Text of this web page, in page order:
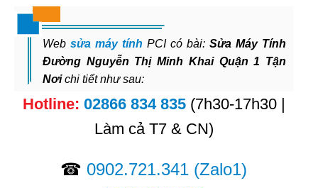
Web sửa máy tính PCI có bài: Sửa Máy Tính
Đường Nguyễn Thị Minh Khai Quận 1 Tận
Nơichi tiết như sau:
Hotline: 02866 834 835 (7h30-17h30 |
Làm cả T7 & CN)
☎ 0902.721.341 (Zalo1)